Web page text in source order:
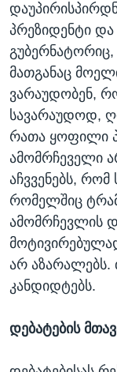
პრეზიდენტი
გუბერნატორიც,
მათგანაც
ვარაუდობენ,
სავარაუდოდ,
რათა ყოფილი
ამომრჩეველი
აჩვვენებს,
რომელშიც
ამომრჩევლის
არ აზარალებს.
კანდიდტებს.
დებატების